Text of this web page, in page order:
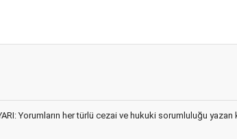
Yorumların her türlü cezai ve hukuki sorumluluğu